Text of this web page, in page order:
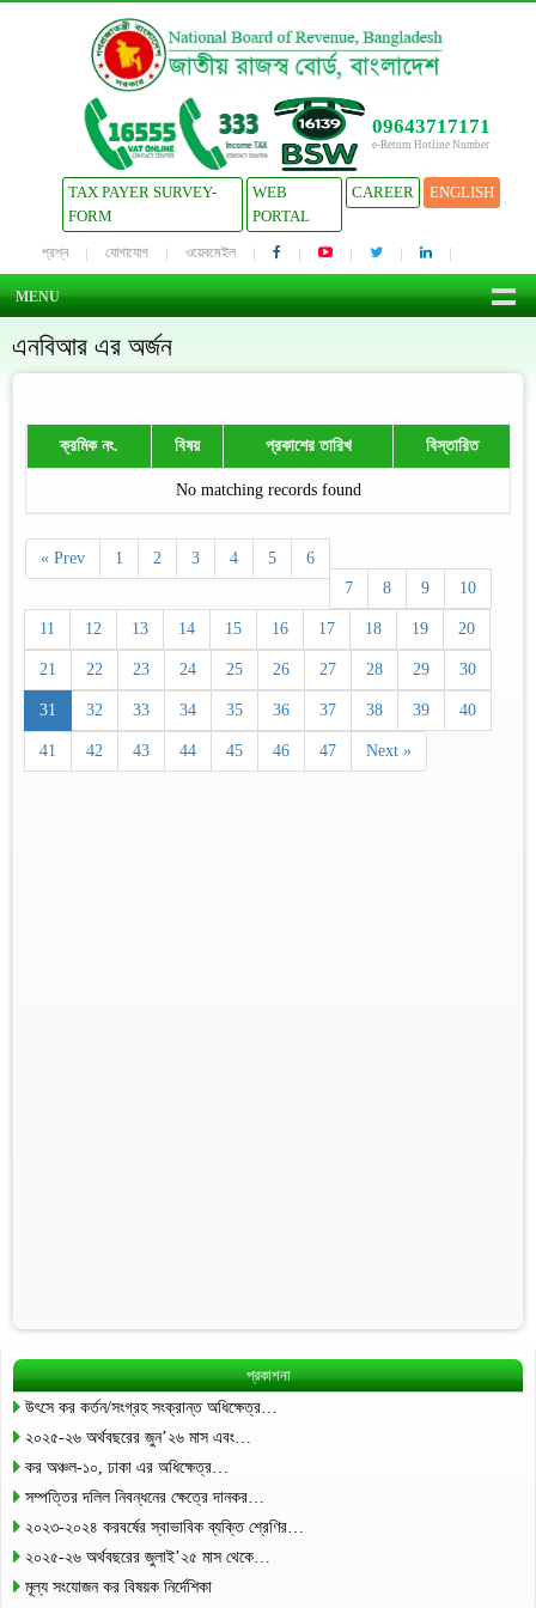
09643717171
e-Return Hotline Number
TAX PAYER SURVEY-
FORM
WEB
PORTAL
CAREER ENGLISH
প্রশ্ন যোগাযোগ ওয়েবমেইল
MENU
এনবিআর এর অর্জন
ক্রমিক নং. বিষয় প্রকাশের তারিখ বিস্তারিত
No matching records found
« Prev 1 2 3 4 5
6
7
8 9 10
11 12 13 14 15 16 17 18 19 20
21 22 23 24 25 26 27 28 29 30
31 32 33 34 35 36 37 38 39 40
41 42 43 44 45 46 47 Next »
প্রকাশনা
উৎসে কর কর্তন/সংগ্রহ সংক্রান্ত অধিক্ষেত্র…
২০২৫-২৬ অর্থবছরের জুন’২৬ মাস এবং…
কর অঞ্চল-১০, ঢাকা এর অধিক্ষেত্র…
সম্পত্তির দলিল নিবন্ধনের ক্ষেত্রে দানকর…
২০২৩-২০২৪ করবর্ষের স্বাভাবিক ব্যক্তি শ্রেণির…
২০২৫-২৬ অর্থবছরের জুলাই’২৫ মাস থেকে…
মূল্য সংযোজন কর বিষয়ক নির্দেশিকা